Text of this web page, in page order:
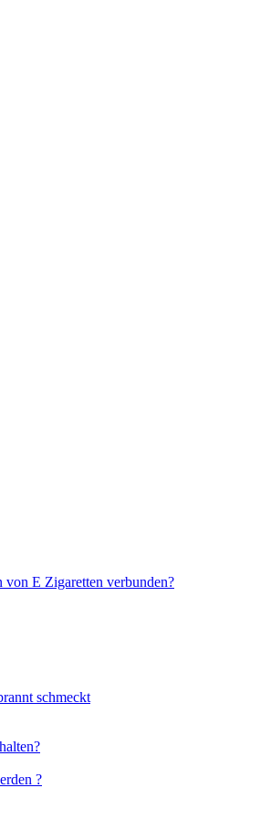
E Zigaretten verbunden?
schmeckt
?